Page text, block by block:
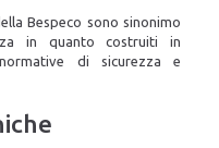
Bespeco sono sinonimo
in quantocostruiti in
di sicurezza e